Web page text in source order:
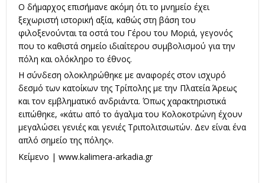
Ο δήμαρχος επισήμανε ακόμη ότι το μνημείο έχει
ξεχωριστή ιστορική αξία, καθώς στη βάση του
φιλοξενούνται τα οστά του Γέρου του Μοριά, γεγονός
που το καθιστά σημείο ιδιαίτερου συμβολισμού για την
πόλη και ολόκληρο το έθνος.
Η σύνδεση ολοκληρώθηκε με αναφορές στον ισχυρό
δεσμό των κατοίκων της Τρίπολης με την Πλατεία Άρεως
και τον εμβληματικό ανδριάντα. Όπως χαρακτηριστικά
ειπώθηκε, «κάτω από το άγαλμα του Κολοκοτρώνη έχουν
μεγαλώσει γενιές και γενιές Τριπολιτσιωτών. Δεν είναι ένα
απλό σημείο της πόλης».
Κείμενο | www.kalimera-arkadia.gr